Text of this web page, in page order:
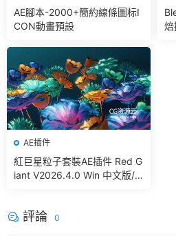
AE腳本-2000+簡約線條圖标I
CON動畫預設
焙
AE插件
紅巨星粒子套裝AE插件 Red G
iant V2026.4.0 Win 中文版/
評論 0